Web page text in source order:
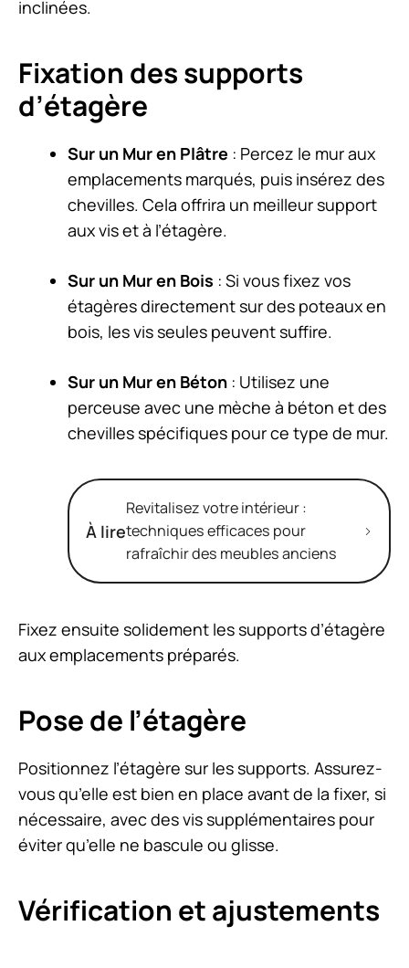
inclinées.
Fixation des supports
d’étagère
Sur un Mur en Plâtre : Percez le mur aux
emplacements marqués, puis insérez des
chevilles. Cela offrira un meilleur support
aux vis et à l’étagère.
Sur un Mur en Bois : Si vous fixez vos
étagères directement sur des poteaux en
bois, les vis seules peuvent suffire.
Sur un Mur en Béton : Utilisez une
perceuse avec une mèche à béton et des
chevilles spécifiques pour ce type de mur.
À lire
Revitalisez votre intérieur :
techniques efficaces pour
rafraîchir des meubles anciens
Fixez ensuite solidement les supports d’étagère
aux emplacements préparés.
Pose de l’étagère
Positionnez l’étagère sur les supports. Assurez-
vous qu’elle est bien en place avant de la fixer, si
nécessaire, avec des vis supplémentaires pour
éviter qu’elle ne bascule ou glisse.
Vérification et ajustements